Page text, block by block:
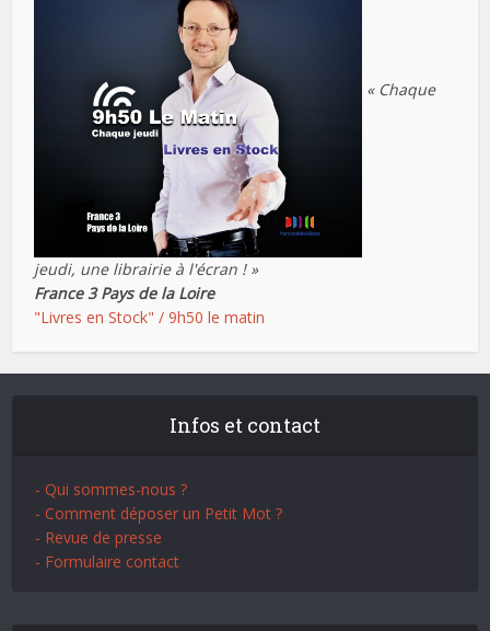
« Chaque
jeudi, une librairie à l'écran ! »
France 3 Pays de la Loire
"Livres en Stock" / 9h50 le matin
Infos et contact
- Qui sommes-nous ?
- Comment déposer un Petit Mot ?
- Revue de presse
- Formulaire contact